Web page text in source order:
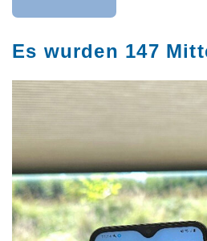
Es wurden 147